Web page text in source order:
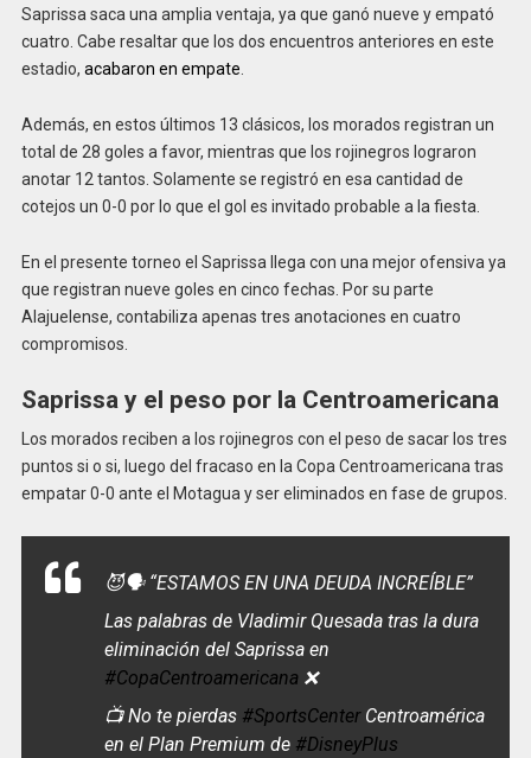
Saprissa saca una amplia ventaja, ya que ganó nueve y empató
cuatro. Cabe resaltar que los dos encuentros anteriores en este
estadio, acabaron en empate.
Además, en estos últimos 13 clásicos, los morados registran un
total de 28 goles a favor, mientras que los rojinegros lograron
anotar 12 tantos. Solamente se registró en esa cantidad de
cotejos un 0-0 por lo que el gol es invitado probable a la fiesta.
En el presente torneo el Saprissa llega con una mejor ofensiva ya
que registran nueve goles en cinco fechas. Por su parte
Alajuelense, contabiliza apenas tres anotaciones en cuatro
compromisos.
Saprissa y el peso por la Centroamericana
Los morados reciben a los rojinegros con el peso de sacar los tres
puntos si o si, luego del fracaso en la Copa Centroamericana tras
empatar 0-0 ante el Motagua y ser eliminados en fase de grupos.
😈🗣️ “ESTAMOS EN UNA DEUDA INCREÍBLE”
Las palabras de Vladimir Quesada tras la dura
eliminación del Saprissa en
#CopaCentroamericana❌
📺 No te pierdas #SportsCenterCentroamérica
en el Plan Premium de #DisneyPlus